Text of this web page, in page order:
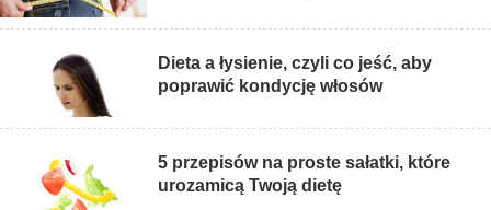
Dieta a łysienie, czyli co jeść, aby
poprawić kondycję włosów
5 przepisów na proste sałatki, które
urozamicą Twoją dietę